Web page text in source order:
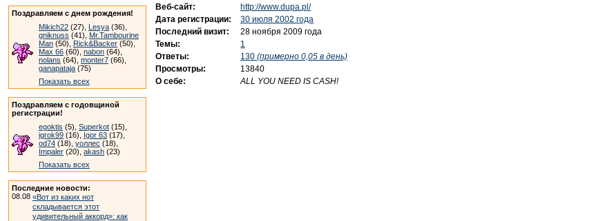
Поздравляем с днем рождения!
Mikich22 (27), Lesya (36),
gniknuss (41), Mr.Tambourine
Man (50), Rick&Backer (50),
Max 66 (60), nabon (64),
nolans (64), monter7 (66),
ganapataja (75)
Показать всех
Поздравляем с годовщиной
регистрации!
egoktis (5), Superkot (15),
igrok99 (16), Igor 63 (17),
od74 (18), уоллес (18),
Impaler (20), akash (23)
Показать всех
Последние новости:
08.08 «Вот из каких нот
складывается этот
удивительный аккорд»: как
Веб-сайт:
http://www.dupa.pl/
Дата регистрации:
30 июля 2002 года
Последний визит:
28 ноября 2009 года
Темы:
1
Ответы:
130 (примерно 0,05 в день)
Просмотры:
13840
О себе:
ALL YOU NEED IS CASH!